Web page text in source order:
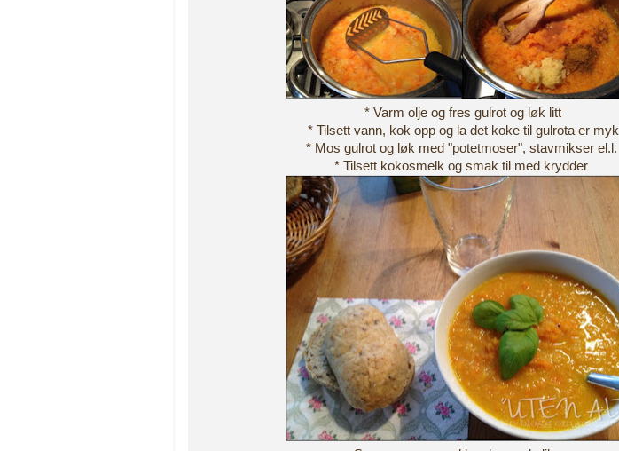
* Varm olje og fres gulrot og løk litt
* Tilsett vann, kok opp og la det koke til gulrota er myk
* Mos gulrot og løk med "potetmoser", stavmikser el.l.
* Tilsett kokosmelk og smak til med krydder